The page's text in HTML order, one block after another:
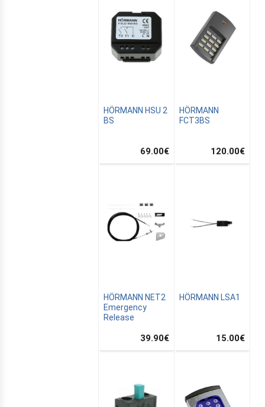
HÖRMANN HSU 2
BS
69.00€
HÖRMANN
FCT3BS
120.00€
HÖRMANN NET2
Emergency
Release
39.90€
HÖRMANN LSA1
15.00€